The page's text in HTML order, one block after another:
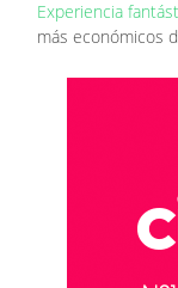
Experiencia
más económicos